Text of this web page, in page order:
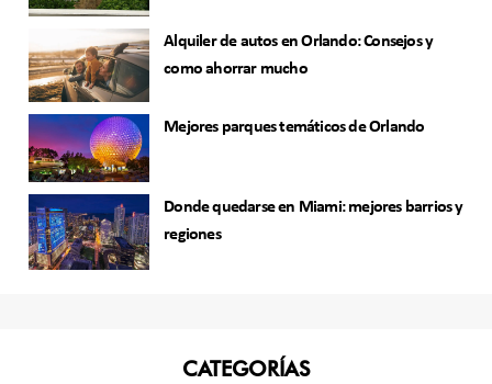
Alquiler de autos en Orlando: Consejos y
como ahorrar mucho
Mejores parques temáticos de Orlando
Donde quedarse en Miami: mejores barrios y
regiones
CATEGORÍAS